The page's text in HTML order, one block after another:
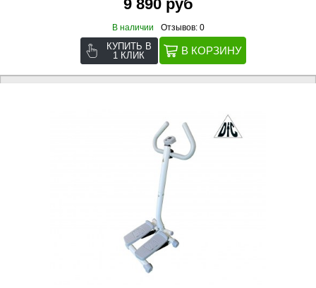
9 890 руб
В наличии Отзывов: 0
КУПИТЬ В
1 КЛИК